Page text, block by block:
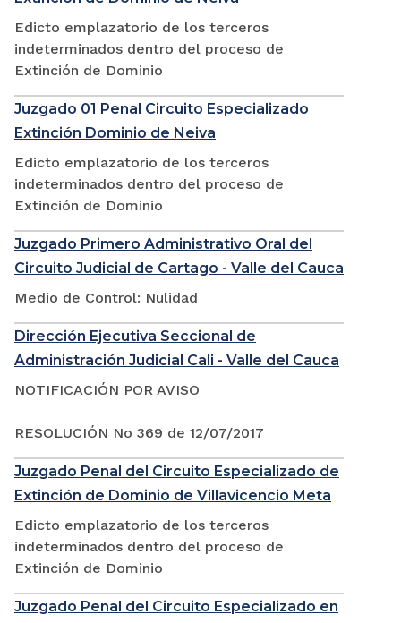
Edicto emplazatorio de los terceros
indeterminados dentro del proceso de
Extinción de Dominio
Juzgado 01 Penal Circuito Especializado
Extinción Dominio de Neiva
Edicto emplazatorio de los terceros
indeterminados dentro del proceso de
Extinción de Dominio
Juzgado Primero Administrativo Oral del
Circuito Judicial de Cartago - Valle del Cauca
Medio de Control: Nulidad
Dirección Ejecutiva Seccional de
Administración Judicial Cali - Valle del Cauca
NOTIFICACIÓN POR AVISO
RESOLUCIÓN No 369 de 12/07/2017
Juzgado Penal del Circuito Especializado de
Extinción de Dominio de Villavicencio Meta
Edicto emplazatorio de los terceros
indeterminados dentro del proceso de
Extinción de Dominio
Juzgado Penal del Circuito Especializado en